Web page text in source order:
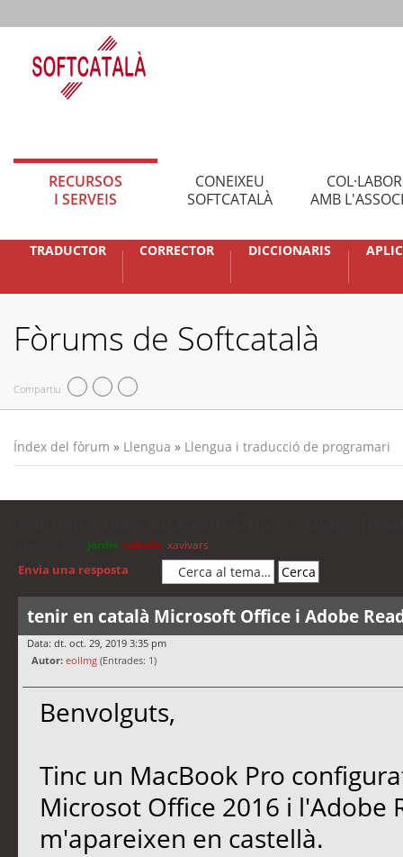
RECURSOS
I SERVEIS
CONEIXEU
SOFTCATALÀ
AMB
TRADUCTOR CORRECTOR DICCIONARIS
Fòrums de Softcatalà
Compartiu
Índex del fòrum » Llengua » Llengua i traducció de programari
jordis cubells xavivars
Envia una resposta
tenir en català Microsoft Office i Adobe
Data: dt. oct. 29, 2019 3:35 pm
Autor: eollmg (Entrades: 1)
Benvolguts,
Tinc un MacBook Pro
Microsot Office 2016 i l'Adobe
m'apareixen en castellà.